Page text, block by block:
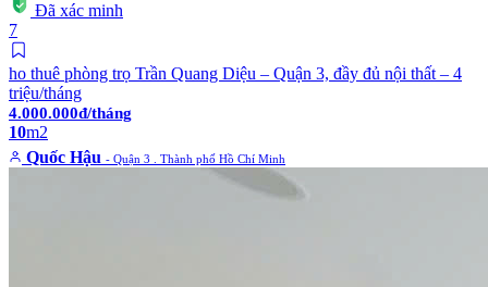
Đã xác minh
7
ho thuê phòng trọ Trần Quang Diệu – Quận 3, đầy đủ nội thất – 4
triệu/tháng
4.000.000đ/tháng
10m2
Quốc Hậu - Quận 3 . Thành phố Hồ Chí Minh